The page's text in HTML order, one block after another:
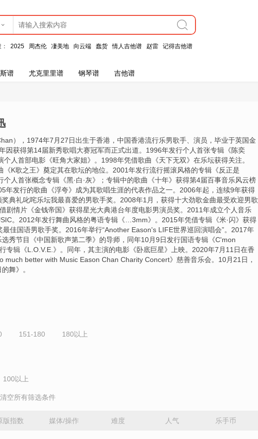
2025 周杰伦 凄美地 向云端 蠢货 情人吉他谱 赵雷 记得吉他谱
谱 尤克里里谱 钢琴谱 吉他谱
），1974年7月27日出生于香港，中国香港流行乐男歌手、演员，毕业于英国金
因获得第14届新秀歌唱大赛冠军而正式出道。1996年发行个人首张专辑《陈奕
个人首部电影《旺角大家姐》。1998年凭借歌曲《天下无双》在乐坛获得关注。
《K歌之王》奠定其在歌坛的地位。2001年发行流行摇滚风格的专辑《反正是
个人首张概念专辑《黑·白·灰》；专辑中的歌曲《十年》获得第4届百事音乐风云榜
年发行的歌曲《浮夸》成为其歌唱生涯的代表作品之一。2006年起，连续9年获得
典礼叱咤乐坛我最喜爱的男歌手奖。2008年1月，获得十大劲歌金曲最受欢迎男歌
剧情片《金钱帝国》获得星光大典港台年度电影男演员奖。2011年成立个人音乐
。2012年发行舞曲风格的粤语专辑《…3mm》。2015年凭借专辑《米·闪》获得
最佳国语男歌手奖。2016年举行“Another Eason's LIFE世界巡回演唱会”。2017年
秀节目《中国新歌声第二季》的导师，同年10月9日发行国语专辑《C'mon
专辑《L.O.V.E.》。同年，其主演的电影《卧底巨星》上映。2020年7月11日在香
much better with Music Eason Chan Charity Concert》慈善音乐会。10月21日，
舞》。
151-180
180以上
100以上
清空所有筛选条件
版指数 媒体/操作 难度 人气 乐手币